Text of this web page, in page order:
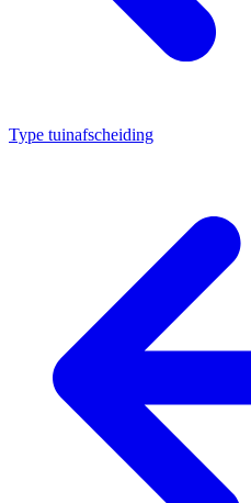
Type tuinafscheiding